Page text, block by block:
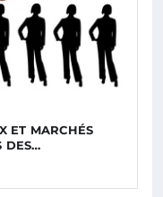
ET MARCHÉS
DES…